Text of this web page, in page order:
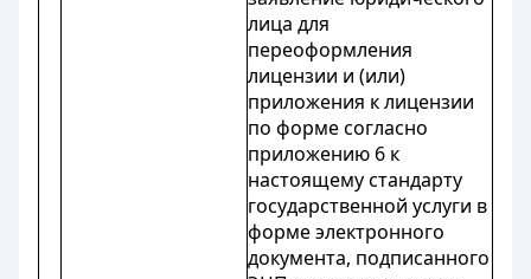
лица для
переоформления
лицензии и (или)
приложения к лицензии
по форме согласно
приложению 6 к
настоящему стандарту
государственной услуги в
форме электронного
документа, подписанного